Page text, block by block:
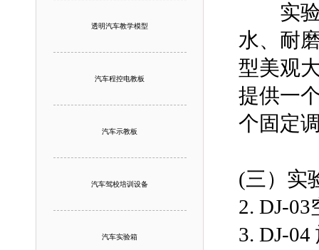
透明汽车教学模型
汽车程控电教板
汽车示教板
汽车驾校培训设备
汽车实验箱
实验
水、耐
型美观
提供一
个固定
(三）实
2. DJ-
3. DJ-